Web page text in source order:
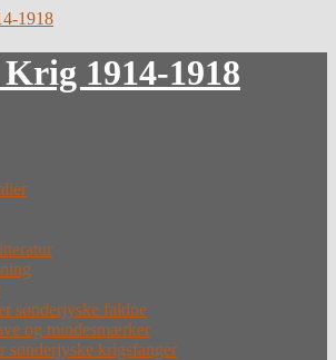
1914-1918
sønderjyske faldne
og mindesmærker
sønderjyske krigsfanger